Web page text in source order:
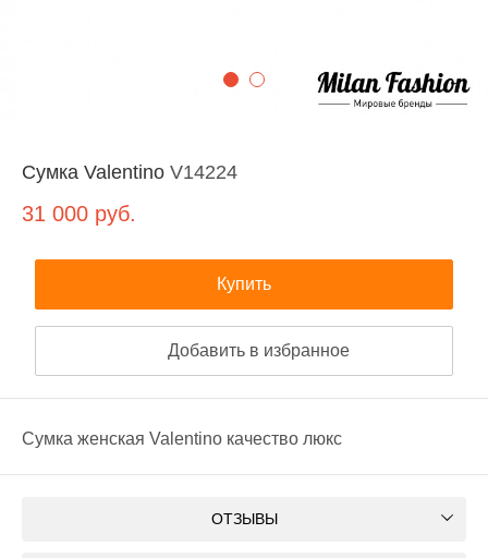
Сумка Valentino V14224
31 000 руб.
Купить
Добавить в избранное
Сумка женская Valentino качество люкс
ОТЗЫВЫ